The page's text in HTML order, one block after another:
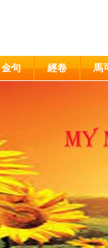
金句 經卷 馬